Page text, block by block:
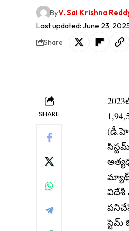
Last updated: June 23,
ByV. Sai Krishna
Share
SHARE
మ్యాథ్‌
విదేశీ
స్టెమ్‌